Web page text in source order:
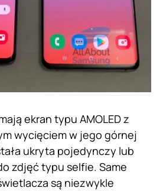
ekran typu AMOLED z
wycięciem w jego górnej
ukryta pojedynczy lub
zdjęć typu selfie. Same
są niezwykle